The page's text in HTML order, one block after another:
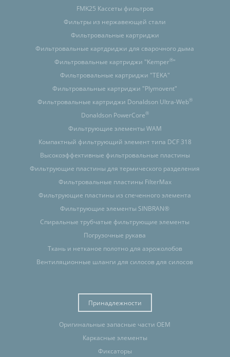
FMK25 Кассеты фильтров
Фильтры из нержавеющей стали
Фильтровальные картриджи
Фильтровальные картдриджи для сварочного дыма
Фильтровальные картриджи "Kemper®"
Фильтровальные картриджи "TEKA"
Фильтровальные картриджи "Plymovent"
Фильтровальные картриджи Donaldson Ultra-Web®
Donaldson PowerCore®
Фильтрующие элементы WAM
Компактный фильтрующий элемент типа DCF 318
Высокоэффективные фильтровальные пластины
Фильтрующие пластины для термического разделения
Фильтровальные пластины FilterMax
Фильтрующие пластины из спеченного элемента
Фильтрующие элементы SINBRAN®
Спиральные трубчатые фильтрующие элементы
Погрузочные рукава
Ткань и нетканое полотно для аэрожолобов
Вентиляционные шланги для силосов для силосов
Принадлежности
Оригинальные запасные части OEM
Каркасные элементы
Фиксаторы